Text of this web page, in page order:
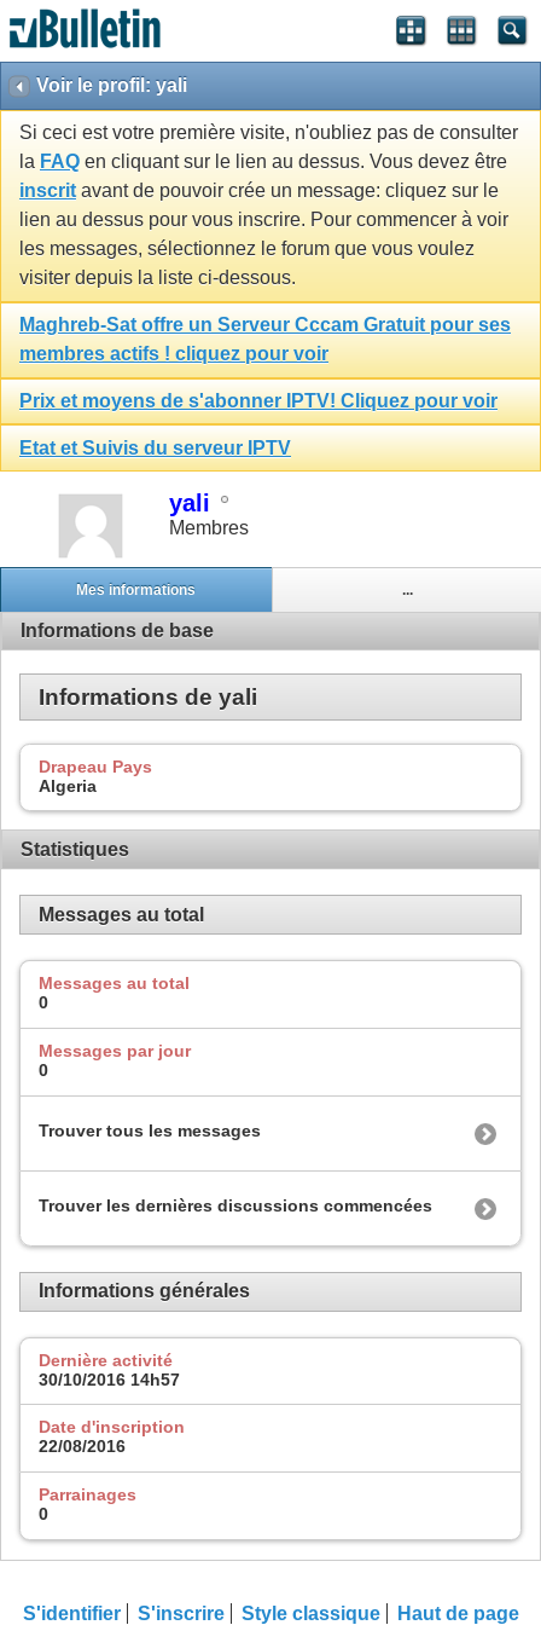
Voir le profil: yali
Si ceci est votre première visite, n'oubliez pas de consulter
la FAQ en cliquant sur le lien au dessus. Vous devez être
inscrit avant de pouvoir crée un message: cliquez sur le
lien au dessus pour vous inscrire. Pour commencer à voir
les messages, sélectionnez le forum que vous voulez
visiter depuis la liste ci-dessous.
Maghreb-Sat offre un Serveur Cccam Gratuit pour ses
membres actifs ! cliquez pour voir
Prix et moyens de s'abonner IPTV! Cliquez pour voir
Etat et Suivis du serveur IPTV
yali
Membres
Mes informations ...
Informations de base
Informations de yali
Drapeau Pays
Algeria
Statistiques
Messages au total
Messages au total
0
Messages par jour
0
Trouver tous les messages
Trouver les dernières discussions commencées
Informations générales
Dernière activité
30/10/2016 14h57
Date d'inscription
22/08/2016
Parrainages
0
S'identifier S'inscrire Style classique Haut de page